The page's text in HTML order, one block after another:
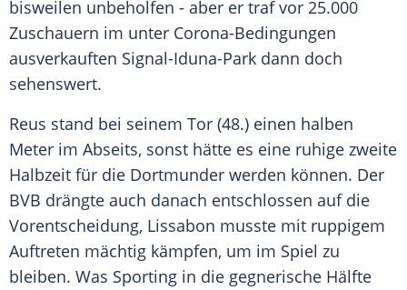
bisweilen unbeholfen - aber er traf vor 25.000
Zuschauern im unter Corona-Bedingungen
ausverkauften Signal-Iduna-Park dann doch
sehenswert.
Reus stand bei seinem Tor (48.) einen halben
Meter im Abseits, sonst hätte es eine ruhige zweite
Halbzeit für die Dortmunder werden können. Der
BVB drängte auch danach entschlossen auf die
Vorentscheidung, Lissabon musste mit ruppigem
Auftreten mächtig kämpfen, um im Spiel zu
bleiben. Was Sporting in die gegnerische Hälfte